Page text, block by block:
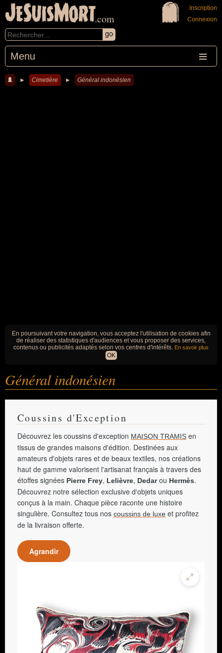
JeSuisMort.com
Menu
Inscription
Connexion
► Cimetière ► Général indonésien
En poursuivant votre navigation, vous acceptez l'utilisation de cookies afin
de réaliser des statistiques d'audiences et vous proposer des services,
contenus ou publicités adaptés selon vos centres d'intérêts. En savoir plus
OK
Général indonésien
Coussins d'Exception
Découvrez les coussins d'exception MAISON TRAMIS en
tissus de grandes maisons d'édition. Destinées aux
amateurs d'objets rares et de beaux textiles, nos créations
haut de gamme valorisent l'artisanat français à travers des
étoffes signées Pierre Frey, Lelièvre, Dedarou Hermès.
Découvrez notre sélection exclusive d'objets uniques
conçus à la main. Chaque pièce raconte une histoire
singulière. Consultez tous nos coussins de luxe et profitez
de la livraison offerte.
Agrandir